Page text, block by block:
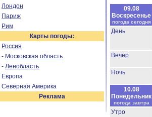
Лондон
Париж
Рим
Карты погоды:
Россия
- Московская область
- Ленобласть
Европа
Северная Америка
Реклама
09.08
Воскресенье
погода сегодня
День
Вечер
Ночь
10.08
Понедельник
погода завтра
Утро